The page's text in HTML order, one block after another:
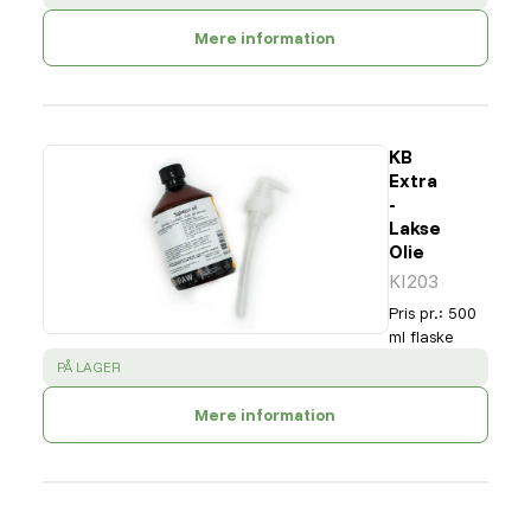
Mere information
KB
Extra
-
Lakse
Olie
KI203
Pris pr.: 500
ml flaske
SUCCESS
PÅ LAGER
Mere information